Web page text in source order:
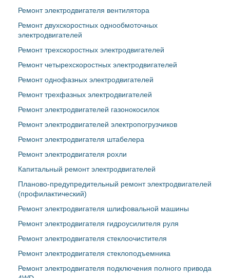
Ремонт электродвигателя вентилятора
Ремонт двухскоростных однообмоточных
электродвигателей
Ремонт трехскоростных электродвигателей
Ремонт четырехскоростных электродвигателей
Ремонт однофазных электродвигателей
Ремонт трехфазных электродвигателей
Ремонт электродвигателей газонокосилок
Ремонт электродвигателей электропогрузчиков
Ремонт электродвигателя штабелера
Ремонт электродвигателя рохли
Капитальный ремонт электродвигателей
Планово-предупредительный ремонт электродвигателей
(профилактический)
Ремонт электродвигателя шлифовальной машины
Ремонт электродвигателя гидроусилителя руля
Ремонт электродвигателя стеклоочистителя
Ремонт электродвигателя стеклоподъемника
Ремонт электродвигателя подключения полного привода